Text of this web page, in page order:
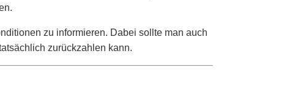
zu informieren. Dabei sollte man auch
zurückzahlen kann.